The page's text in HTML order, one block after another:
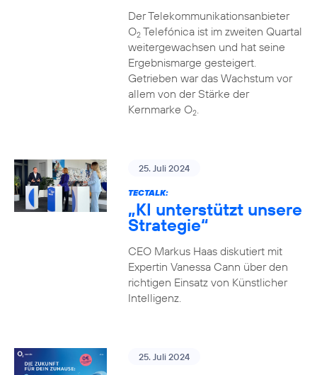
Der Telekommunikationsanbieter
O2Telefónica ist im zweiten Quartal
weitergewachsen und hat seine
Ergebnismarge gesteigert.
Getrieben war das Wachstum vor
allem von der Stärke der
Kernmarke O2.
25. Juli 2024
TECTALK:
„KI unterstützt unsere
Strategie“
CEO Markus Haas diskutiert mit
Expertin Vanessa Cann über den
richtigen Einsatz von Künstlicher
Intelligenz.
25. Juli 2024